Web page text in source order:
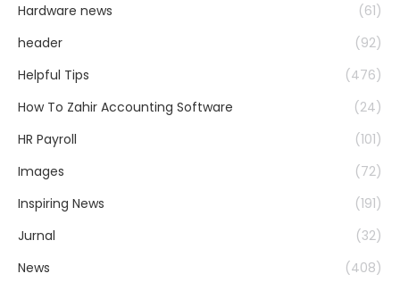
Hardware news
(61)
header
(92)
Helpful Tips
(476)
How To Zahir Accounting Software
(24)
HR Payroll
(101)
Images
(72)
Inspiring News
(191)
Jurnal
(32)
News
(408)